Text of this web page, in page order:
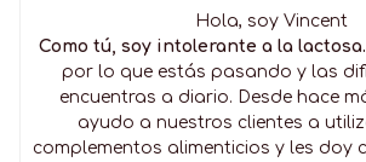
Hola, soy Vincent
Como tú, soy intolerante a la lactosa.
por lo que estás pasando y las
encuentras a diario. Desde hace
ayudo a nuestros clientes a
complementos alimenticios y les doy